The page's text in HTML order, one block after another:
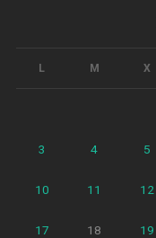
L M X
3 4 5
10 11 12
17 18 19